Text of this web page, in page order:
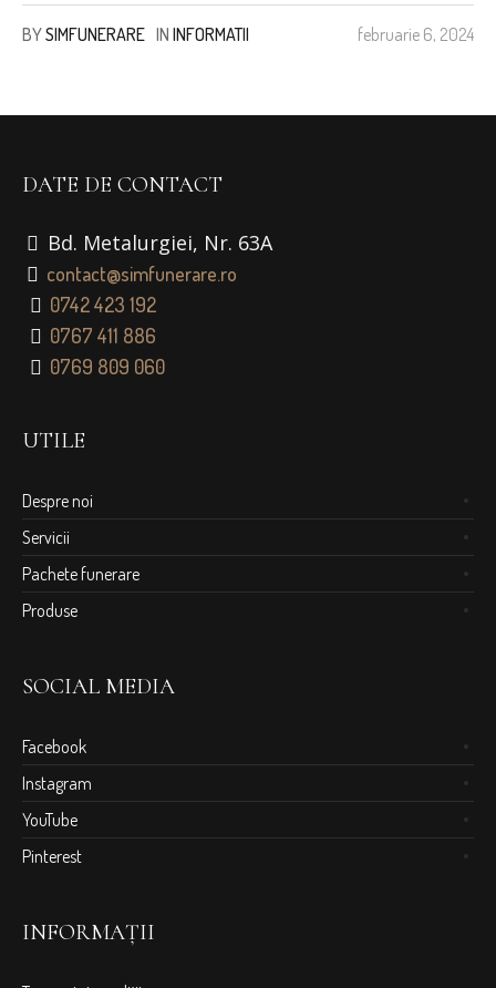
februarie 6, 2024
BYSIMFUNERARE IN INFORMATII
DATE DE CONTACT
Bd. Metalurgiei, Nr. 63A
contact@simfunerare.ro
0742 423 192
0767 411 886
0769 809 060
UTILE
Despre noi
Servicii
Pachete funerare
Produse
SOCIAL MEDIA
Facebook
Instagram
YouTube
Pinterest
INFORMAȚII